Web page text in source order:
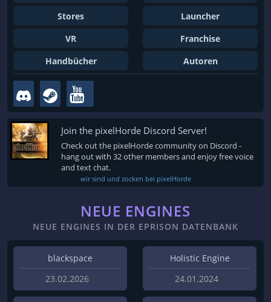
Stores
Launcher
VR
Franchise
Handbücher
Autoren
Join the pixelHorde Discord Server!
Check out the pixelHorde community on Discord -
hang out with 32 other members and enjoy free voice
and text chat.
wir sind und zocken bei pixelHorde
NEUE ENGINES
NEUE ENGINES IN DER EPRISON DATENBANK
blackspace
23.02.2026
Holistic Engine
24.01.2024